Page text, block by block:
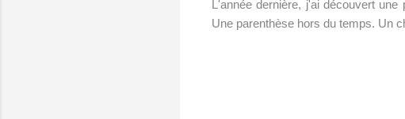
L'année dernière, j'ai découvert
Une parenthèse hors du temps. Un